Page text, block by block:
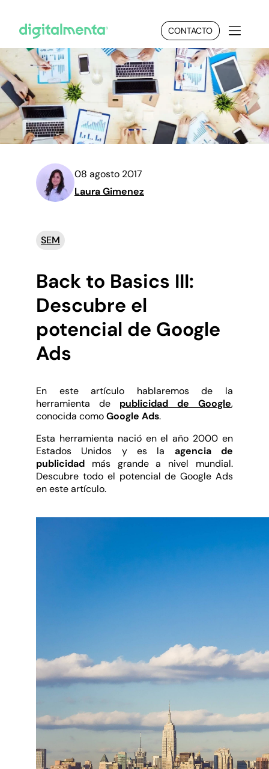
CONTACTO
08 agosto 2017
Laura Gimenez
SEM
Back to Basics III:
Descubre el
potencial de Google
Ads
En este artículo hablaremos de la
herramienta de publicidad de Google,
conocida comoGoogle Ads.
Esta herramienta nació en el año 2000 en
Estados Unidos y es la agencia de
publicidad más grande a nivel mundial.
Descubre todo el potencial de Google Ads
en este artículo.